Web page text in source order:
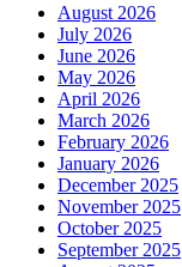
August 2026
July 2026
June 2026
May 2026
April 2026
March 2026
February 2026
January 2026
December 2025
November 2025
October 2025
September 2025